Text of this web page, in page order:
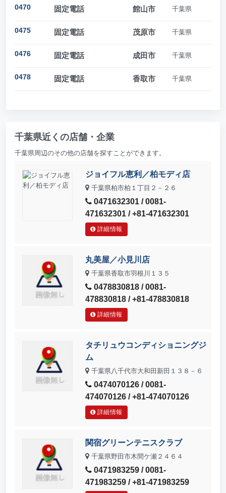
0470 固定電話 館山市 千葉県
0475 固定電話 茂原市 千葉県
0476 固定電話 成田市 千葉県
0478 固定電話 香取市 千葉県
千葉県近くの店舗・企業
千葉県周辺のその他の店舗を探すことができます。
ジョイフル恵利／柏モディ店
千葉県柏市柏１丁目２－２６
0471632301 / 0081-
471632301 / +81-471632301
詳細情報
丸美屋／小見川店
千葉県香取市羽根川１３５
0478830818 / 0081-
478830818 / +81-478830818
詳細情報
タチリュウコンディショニングジ
ム
千葉県八千代市大和田新田１３８－６
0474070126 / 0081-
474070126 / +81-474070126
詳細情報
関宿グリーンテニスクラブ
千葉県野田市木間ケ瀬２４６４
0471983259 / 0081-
471983259 / +81-471983259